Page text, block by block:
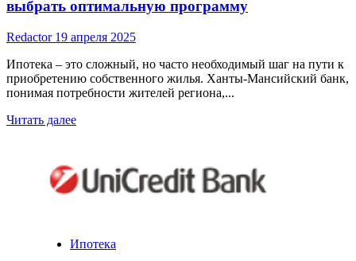
выбрать оптимальную программу
Redactor 19 апреля 2025
Ипотека – это сложный, но часто необходимый шаг на пути к
приобретению собственного жилья. Ханты-Мансийский банк,
понимая потребности жителей региона,...
Читать далееRead
в
Ханты-
выбрать
Ипотека